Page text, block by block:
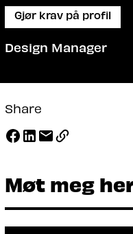
Gjør krav på profil
Design Manager
Share
Møt meg